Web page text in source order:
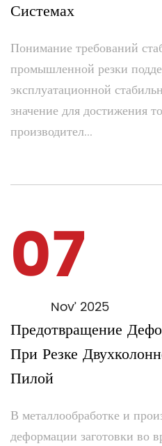
Системах
Понимание требований
промышленной резки
эксплуатационной
значение для достижения
производител...
07
Nov’ 2025
Предотвращение
При Резке
Пилой
В металлообработке и
деформации заготовки во